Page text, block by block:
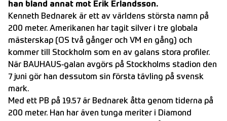
han bland annat mot Erik Erlandsson.
Kenneth Bednarek är ett av världens största namn på
200 meter. Amerikanen har tagit silver i tre globala
mästerskap (OS två gånger och VM en gång) och
kommer till Stockholm som en av galans stora profiler.
När BAUHAUS-galan avgörs på Stockholms stadion den
7 juni gör han dessutom sin första tävling på svensk
mark.
Med ett PB på 19.57 är Bednarek åtta genom tiderna på
200 meter. Han har även tunga meriter i Diamond